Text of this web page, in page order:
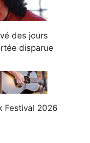
des jours
disparue
Festival 2026